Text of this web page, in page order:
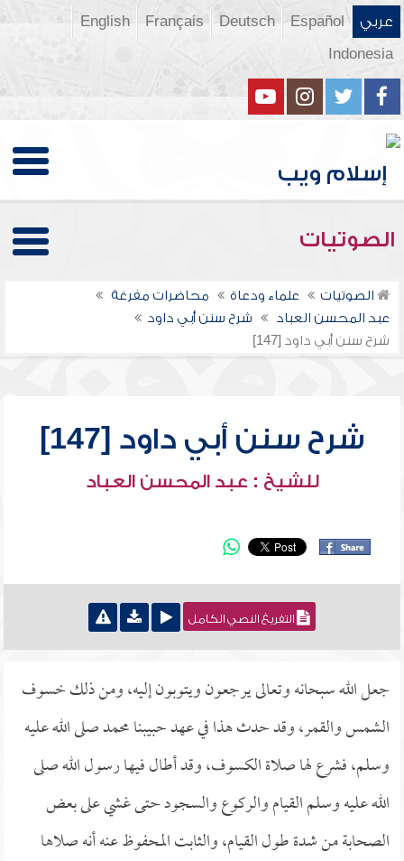
عربي Español
Deutsch
Français
English
Indonesia
الصوتيات
الصوتيات علماء ودعاة
محاضرات مفرغة
عبد المحسن العباد
شرح سنن أبي داود
شرح سنن أبي داود [147]
شرح سنن أبي داود [147]
للشيخ : عبد المحسن العباد
التفريغ النصي الكامل
جعل الله سبحانه وتعالى يرجعون ويتوبون إليه، ومن ذلك خسوف
الشمس والقمر، وقد حدث هذا في عهد حبيبنا محمد صلى الله عليه
وسلم، فشرع لها صلاة الكسوف، وقد أطال فيها رسول الله صلى
الله عليه وسلم القيام والركوع والسجود حتى غشي على بعض
الصحابة من شدة طول القيام، والثابت المحفوظ عنه أنه صلاها